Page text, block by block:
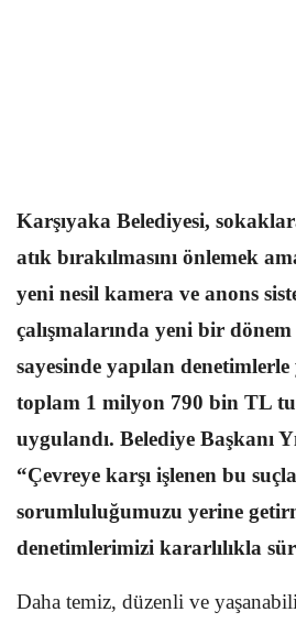
Karşıyaka Belediyesi,
atık bırakılmasını önlemek
yeni nesil kamera ve anons
çalışmalarında yeni bir dönem
sayesinde yapılan
toplam 1 milyon 790 bin TL
uygulandı. Belediye Başkanı
“Çevreye karşı işlenen bu
sorumluluğumuzu yerine
denetimlerimizi kararlılıkla
Daha temiz, düzenli ve